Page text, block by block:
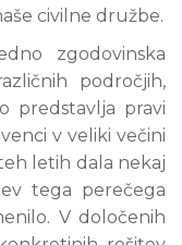
civilne družbe.
zgodovinska
področjih,
predstavlja pravi
v veliki večini
letih dala nekaj
tega perečega
V določenih